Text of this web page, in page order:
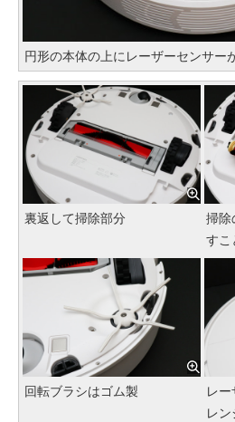
円形の本体の上にレーザーセンサー
裏返して掃除部分
掃除
すこ
回転ブラシはゴム製
レ
レ